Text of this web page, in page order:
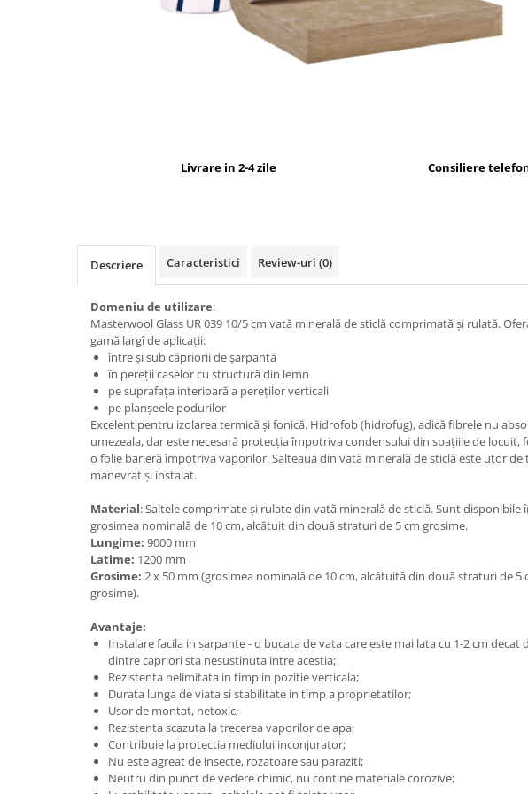
Livrare in 2-4 zile Consiliere
Descriere Caracteristici Review-uri (0)
Domeniu de utilizare:
Masterwool Glass UR 039 10/5 cm vată minerală de sticlă comprimată și rulată.
gamă largî de aplicații:
între și sub căpriorii de șarpantă
în pereții caselor cu structură din lemn
pe suprafața interioară a pereților verticali
pe planșeele podurilor
Excelent pentru izolarea termică și fonică. Hidrofob (hidrofug), adică fibrele nu
umezeala, dar este necesară protecția împotriva condensului din spațiile de locuit,
o folie barieră împotriva vaporilor. Salteaua din vată minerală de sticlă este uțor de
manevrat și instalat.
Material: Saltele comprimate și rulate din vată minerală de sticlă. Sunt disponibile
grosimea nominală de 10 cm, alcătuit din două straturi de 5 cm grosime.
Lungime: 9000 mm
Latime: 1200 mm
Grosime: 2 x 50 mm (grosimea nominală de 10 cm, alcătuită din două straturi de 5
grosime).
Avantaje:
Instalare facila in sarpante - o bucata de vata care este mai lata cu 1-2 cm decat
dintre capriori sta nesustinuta intre acestia;
Rezistenta nelimitata in timp in pozitie verticala;
Durata lunga de viata si stabilitate in timp a proprietatilor;
Usor de montat, netoxic;
Rezistenta scazuta la trecerea vaporilor de apa;
Contribuie la protectia mediului inconjurator;
Nu este agreat de insecte, rozatoare sau paraziti;
Neutru din punct de vedere chimic, nu contine materiale corozive;